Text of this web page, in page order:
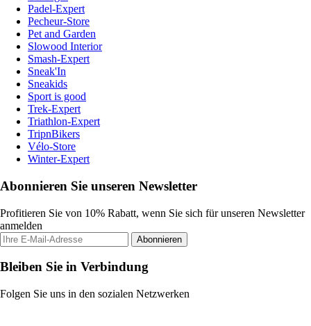
Padel-Expert
Pecheur-Store
Pet and Garden
Slowood Interior
Smash-Expert
Sneak'In
Sneakids
Sport is good
Trek-Expert
Triathlon-Expert
TripnBikers
Vélo-Store
Winter-Expert
Abonnieren Sie unseren Newsletter
Profitieren Sie von 10% Rabatt, wenn Sie sich für unseren Newsletter
anmelden
Abonnieren
Bleiben Sie in Verbindung
Folgen Sie uns in den sozialen Netzwerken